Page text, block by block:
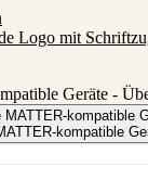
Geräte -
MATTER-kompatible
kompatible